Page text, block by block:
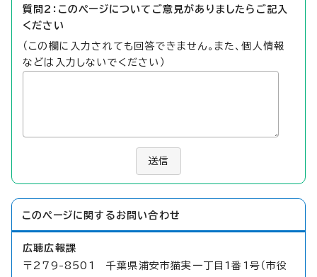
質問2：このページについてご意見がありましたらご記入
ください
（この欄に入力されても回答できません。また、個人情報
などは入力しないでください）
送信
このページに関する お問い合わせ
広聴広報課
〒279-8501 千葉県浦安市猫実一丁目1番1号（市役